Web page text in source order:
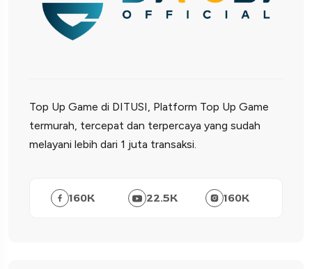
Top Up Game di DITUSI, Platform Top Up Game
termurah, tercepat dan terpercaya yang sudah
melayani lebih dari 1 juta transaksi.
160K 22.5K 160K